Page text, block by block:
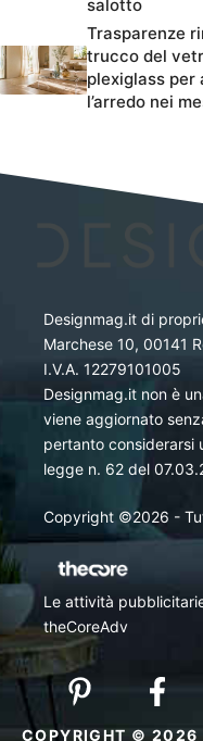
salotto
Trasparenze
trucco del
plexiglass per
l’arredo nei
Designmag.it di
Marchese 10, 00141
I.V.A. 12279101005
Designmag.it non è
viene aggiornato
pertanto considerarsi
legge n. 62 del
Copyright ©2026 -
Le attività
theCoreAdv
COPYRIGHT © 2026